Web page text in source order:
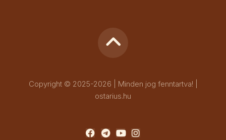
Copyright © 2025-2026 | Minden jog fenntartva! |
ostarius.hu